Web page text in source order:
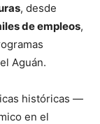
, desde
de empleos,
Aguán.
históricas —
en el